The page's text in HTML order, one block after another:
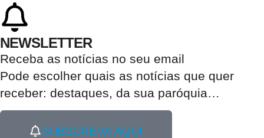
NEWSLETTER
Receba as notícias no seu email​
Pode escolher quais as notícias que quer
receber: destaques, da sua paróquia…
SUBSCREVA AQUI